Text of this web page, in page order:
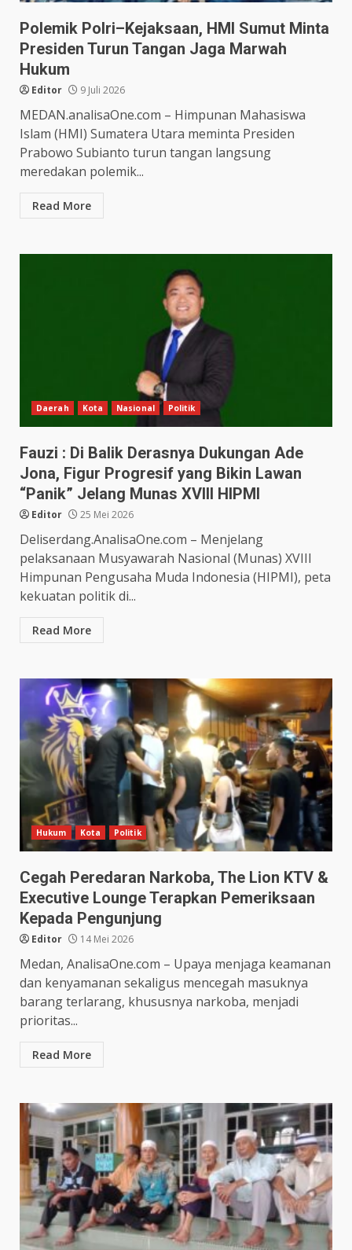
Polemik Polri–Kejaksaan, HMI Sumut Minta
Presiden Turun Tangan Jaga Marwah
Hukum
Editor 9 Juli 2026
MEDAN.analisaOne.com – Himpunan Mahasiswa
Islam (HMI) Sumatera Utara meminta Presiden
Prabowo Subianto turun tangan langsung
meredakan polemik...
Read More
Daerah Kota Nasional Politik
Fauzi : Di Balik Derasnya Dukungan Ade
Jona, Figur Progresif yang Bikin Lawan
“Panik” Jelang Munas XVIII HIPMI
Editor 25 Mei 2026
Deliserdang.AnalisaOne.com – Menjelang
pelaksanaan Musyawarah Nasional (Munas) XVIII
Himpunan Pengusaha Muda Indonesia (HIPMI), peta
kekuatan politik di...
Read More
Hukum Kota Politik
Cegah Peredaran Narkoba, The Lion KTV &
Executive Lounge Terapkan Pemeriksaan
Kepada Pengunjung
Editor 14 Mei 2026
Medan, AnalisaOne.com – Upaya menjaga keamanan
dan kenyamanan sekaligus mencegah masuknya
barang terlarang, khususnya narkoba, menjadi
prioritas...
Read More